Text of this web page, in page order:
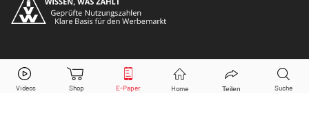
© Copyright 2026 Börsenmedien AG. Alle Rechte